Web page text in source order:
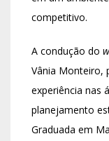
competitivo.
A condução do
Vânia Monteiro,
experiência nas
planejamento
Graduada em